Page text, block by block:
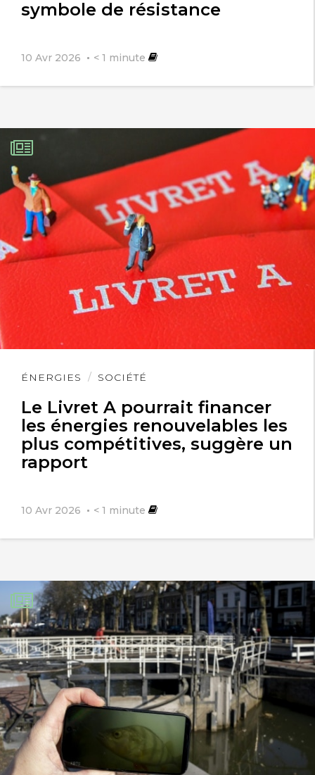
symbole de résistance
10 Avr 2026 < 1 minute
ÉNERGIES SOCIÉTÉ
Le Livret A pourrait financer
les énergies renouvelables les
plus compétitives, suggère un
rapport
10 Avr 2026 < 1 minute
Lire